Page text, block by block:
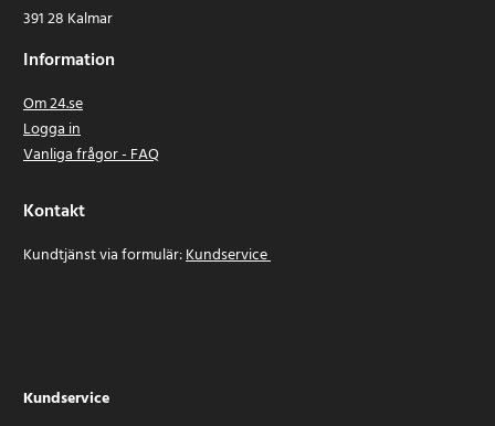
391 28 Kalmar
Information
Om 24.se
Logga in
Vanliga frågor - FAQ
Kontakt
Kundtjänst via formulär:Kundservice
Kundservice